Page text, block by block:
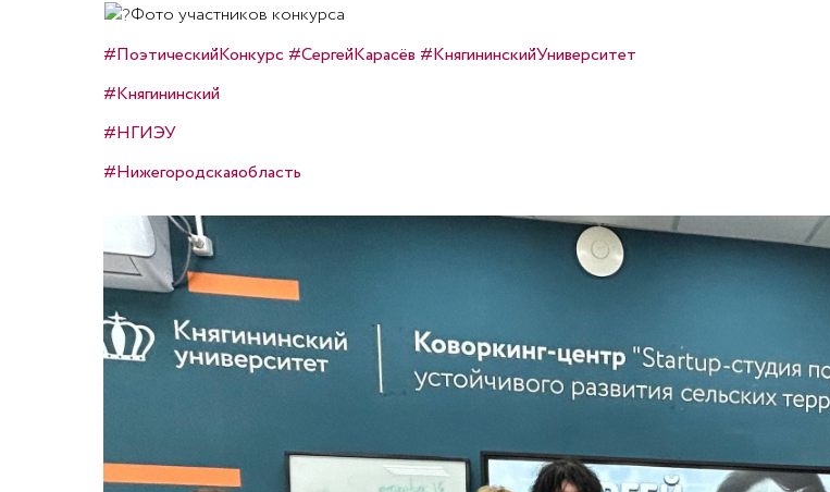
Фото участников конкурса
#ПоэтическийКонкурс #СергейКарасёв #КнягининскийУниверситет
#Княгининский
#НГИЭУ
#Нижегородскаяобласть